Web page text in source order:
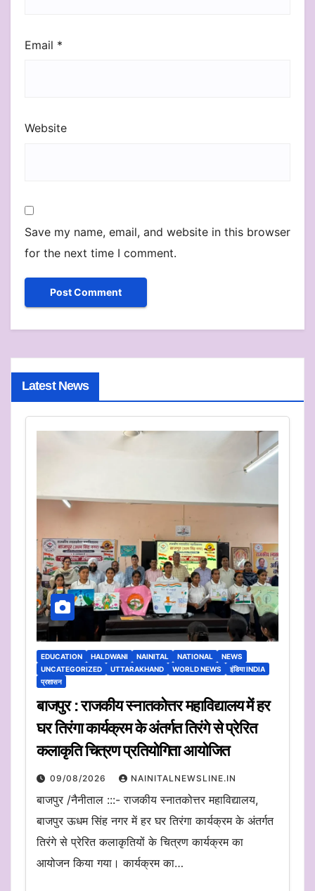
Email *
Website
Save my name, email, and website in this browser
for the next time I comment.
Latest News
EDUCATION HALDWANI NAINITAL NATIONAL
NEWS
UNCATEGORIZED
UTTARAKHAND WORLD NEWS
इंडिया INDIA
प्रशासन
बाजपुर : राजकीय स्नातकोत्तर महाविद्यालय में हर
घर तिरंगा कार्यक्रम के अंतर्गत तिरंगे से प्रेरित
कलाकृति चित्रण प्रतियोगिता आयोजित
09/08/2026 NAINITALNEWSLINE.IN
बाजपुर /नैनीताल :::- राजकीय स्नातकोत्तर महाविद्यालय,
बाजपुर ऊधम सिंह नगर में हर घर तिरंगा कार्यक्रम के अंतर्गत
तिरंगे से प्रेरित कलाकृतियों के चित्रण कार्यक्रम का
आयोजन किया गया। कार्यक्रम का…